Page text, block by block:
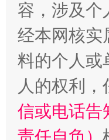
容，涉及个
经本网核实
料的个人或
人的权利
信或电话告